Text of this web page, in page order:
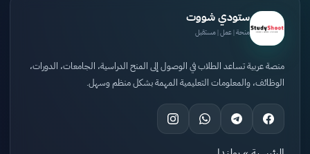
ستودي شووت
منحة | عمل | مستقبل
منصة عربية تساعد الطلاب في الوصول إلى المنح الدراسية، الجامعات، الدورات،
الوظائف، والمعلومات التعليمية المهمة بشكل منظم وسهل.